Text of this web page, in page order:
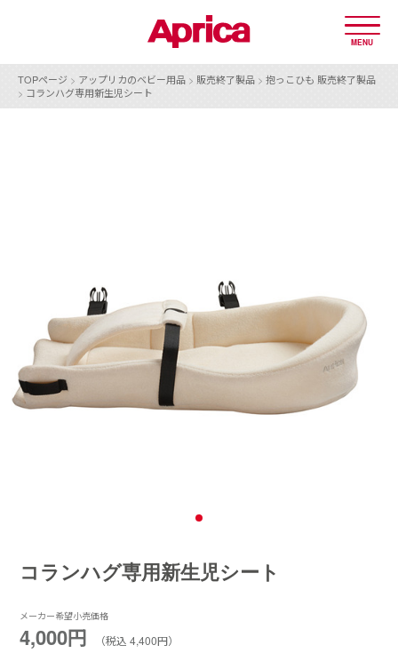
MENU
TOPページ > アップリカのベビー用品 > 販売終了製品 > 抱っこひも 販売終了製品
> コランハグ専用新生児シート
コランハグ専用新生児シート
メーカー希望小売価格
4,000円 （税込 4,400円）